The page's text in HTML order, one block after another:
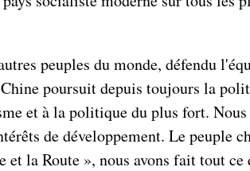
peuples du monde, défendu
poursuit depuis toujours la
et à la politique du plus fort.
de développement. Le
la Route », nous avons fait tout ce